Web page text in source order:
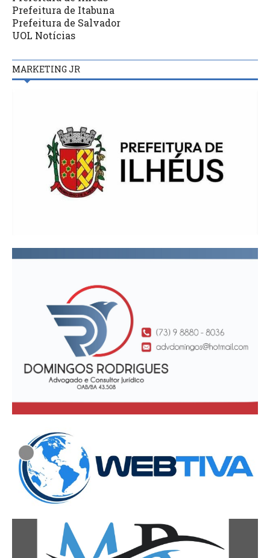
Prefeitura de Itabuna
Prefeitura de Salvador
UOL Notícias
MARKETING JR